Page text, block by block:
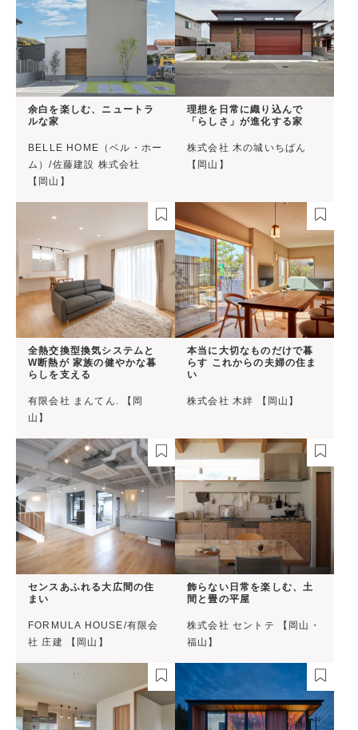
余白を楽しむ、ニュートラ
ルな家
BELLE HOME（ベル・ホー
ム）/佐藤建設 株式会社
【岡山】
理想を日常に織り込んで
「らしさ」が進化する家
株式会社 木の城いちばん
【岡山】
全熱交換型換気システムと
W断熱が 家族の健やかな暮
らしを支える
有限会社 まんてん. 【岡
山】
本当に大切なものだけで暮
らす これからの夫婦の住ま
い
株式会社 木絆 【岡山】
センスあふれる大広間の住
まい
FORMULA HOUSE/有限会
社 庄建 【岡山】
飾らない日常を楽しむ、土
間と畳の平屋
株式会社 セントテ 【岡山・
福山】